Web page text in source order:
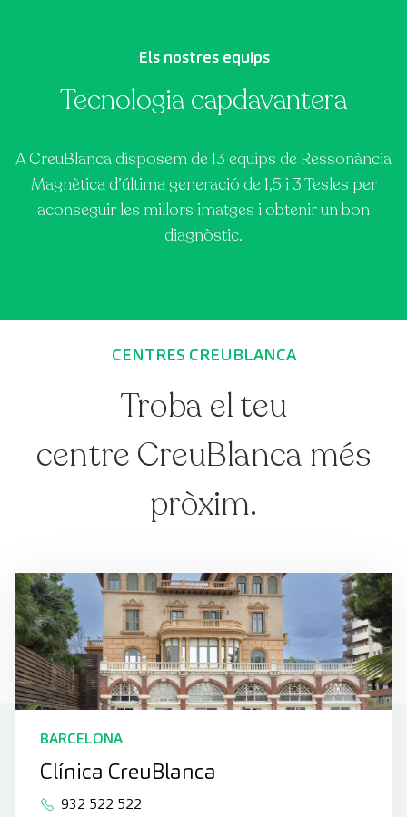
Els nostres equips
Tecnologia capdavantera
A CreuBlanca disposem de 13 equips de Ressonància
Magnètica d’última generació de 1,5 i 3 Tesles per
aconseguir les millors imatges i obtenir un bon
diagnòstic.
CENTRES CREUBLANCA
Troba el teu
centre CreuBlanca més
pròxim.
BARCELONA
Clínica CreuBlanca
932 522 522